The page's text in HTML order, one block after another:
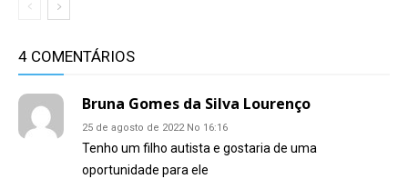
4 COMENTÁRIOS
Bruna Gomes da Silva Lourenço
25 de agosto de 2022 No 16:16
Tenho um filho autista e gostaria de uma
oportunidade para ele